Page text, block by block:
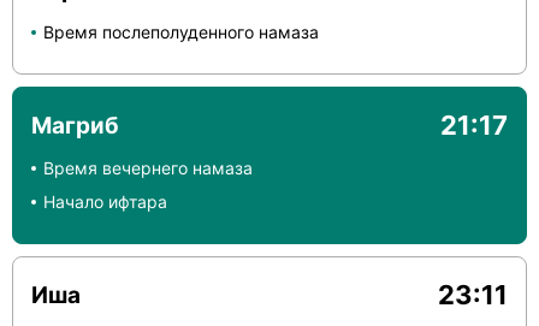
Время послеполуденного намаза
Магриб 21:17
Время вечернего намаза
Начало ифтара
Иша 23:11